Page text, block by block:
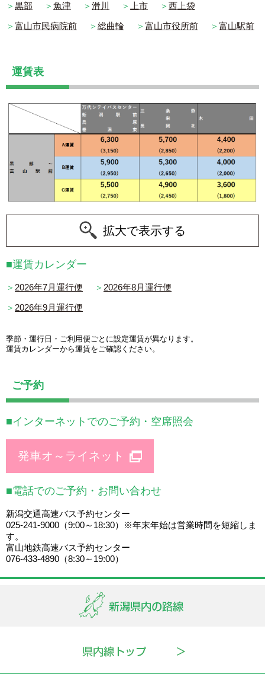
＞ 黒部 ＞ 魚津 ＞ 滑川 ＞ 上市 ＞ 西上袋
＞ 富山市民病院前 ＞ 総曲輪 ＞ 富山市役所前 ＞ 富山駅前
運賃表
拡大で表示する
■運賃カレンダー
＞ 2026年7月運行便 ＞ 2026年8月運行便
＞ 2026年9月運行便
季節・運行日・ご利用便ごとに設定運賃が異なります。
運賃カレンダーから運賃をご確認ください。
ご予約
■インターネットでのご予約・空席照会
発車オ～ライネット
■電話でのご予約・お問い合わせ
新潟交通高速バス予約センター
025-241-9000（9:00～18:30）※年末年始は営業時間を短縮しま
す。
富山地鉄高速バス予約センター
076-433-4890（8:30～19:00）